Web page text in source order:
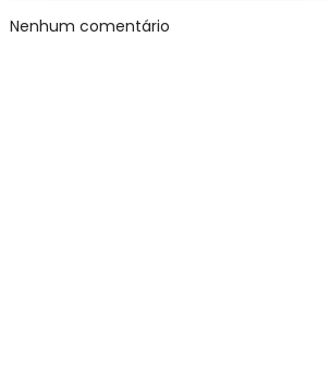
Nenhum comentário